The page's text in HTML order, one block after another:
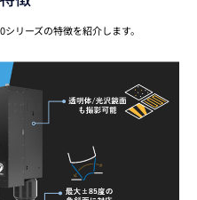
リーズの特徴を紹介します。